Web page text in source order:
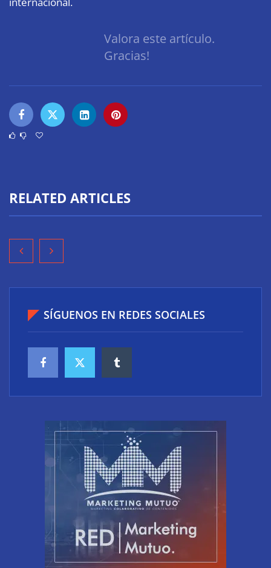
Valora este artículo.
Gracias!
RELATED ARTICLES
accesos que no caducan
SÍGUENOS EN REDES SOCIALES